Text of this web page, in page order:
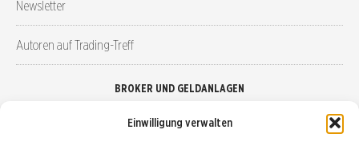
Einwilligung verwalten
Newsletter
Autoren auf Trading-Treff
BROKER UND GELDANLAGEN